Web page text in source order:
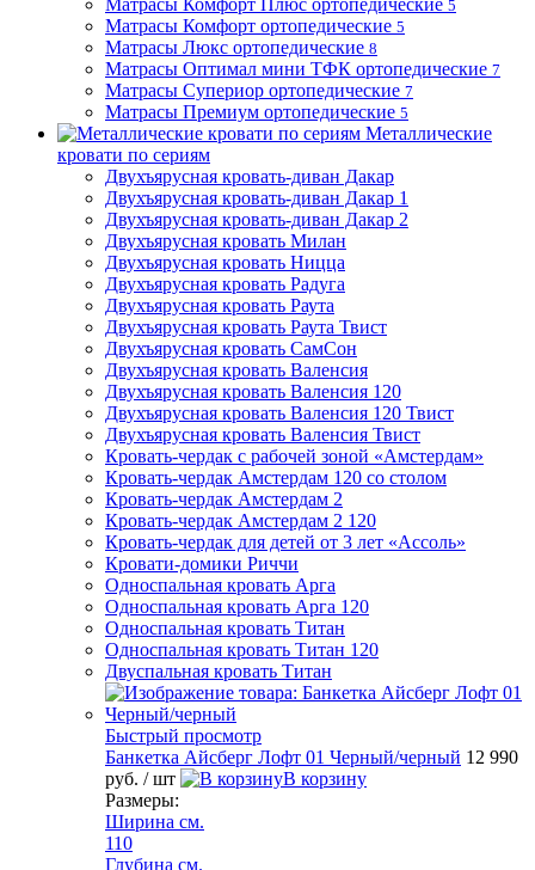
Матрасы Комфорт Плюс ортопедические 5
Матрасы Комфорт ортопедические 5
Матрасы Люкс ортопедические 8
Матрасы Оптимал мини ТФК ортопедические 7
Матрасы Супериор ортопедические 7
Матрасы Премиум ортопедические 5
Металлические
кровати по сериям
Двухъярусная кровать-диван Дакар
Двухъярусная кровать-диван Дакар 1
Двухъярусная кровать-диван Дакар 2
Двухъярусная кровать Милан
Двухъярусная кровать Ницца
Двухъярусная кровать Радуга
Двухъярусная кровать Раута
Двухъярусная кровать Раута Твист
Двухъярусная кровать СамСон
Двухъярусная кровать Валенсия
Двухъярусная кровать Валенсия 120
Двухъярусная кровать Валенсия 120 Твист
Двухъярусная кровать Валенсия Твист
Кровать-чердак с рабочей зоной «Амстердам»
Кровать-чердак Амстердам 120 со столом
Кровать-чердак Амстердам 2
Кровать-чердак Амстердам 2 120
Кровать-чердак для детей от 3 лет «Ассоль»
Кровати-домики Риччи
Односпальная кровать Арга
Односпальная кровать Арга 120
Односпальная кровать Титан
Односпальная кровать Титан 120
Двуспальная кровать Титан
Быстрый просмотр
Банкетка Айсберг Лофт 01 Черный/черный 12 990
руб. / шт
В корзину
Размеры:
Ширина см.
110
Глубина см.